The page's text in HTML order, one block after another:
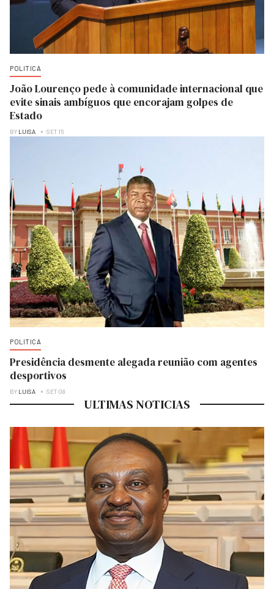
POLITICA
João Lourenço pede à comunidade internacional que
evite sinais ambíguos que encorajam golpes de
Estado
BY LUISA SET 15
POLITICA
Presidência desmente alegada reunião com agentes
desportivos
BY LUISA SET 08
ULTIMAS NOTICIAS